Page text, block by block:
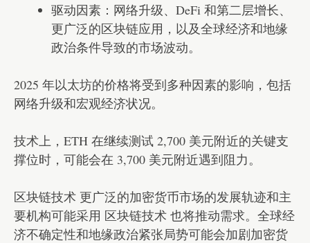
驱动因素：网络升级、DeFi 和第二层增长、
更广泛的区块链应用，以及全球经济和地缘
政治条件导致的市场波动。
2025 年以太坊的价格将受到多种因素的影响，包括
网络升级和宏观经济状况。
技术上，ETH 在继续测试 2,700 美元附近的关键支
撑位时，可能会在 3,700 美元附近遇到阻力。
区块链技术 更广泛的加密货币市场的发展轨迹和主
要机构可能采用 区块链技术 也将推动需求。全球经
济不确定性和地缘政治紧张局势可能会加剧加密货